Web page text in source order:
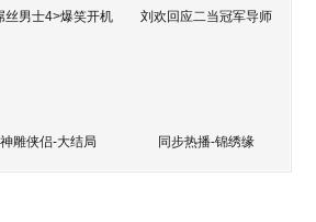
丝男士4>爆笑开机 刘欢回应二当冠军导师
神雕侠侣-大结局 同步热播-锦绣缘